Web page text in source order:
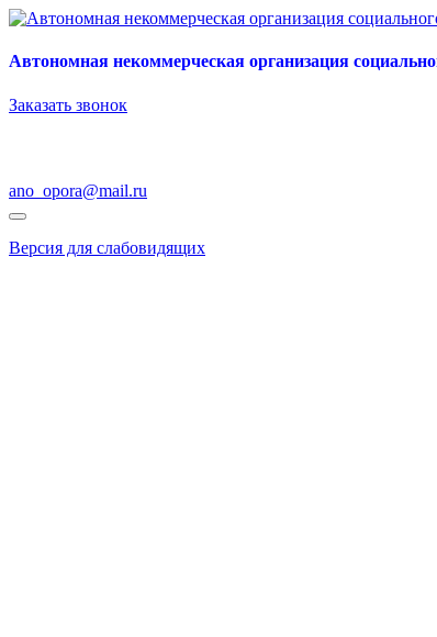
Автономная некоммерческая организация
Заказать звонок
ano_opora@mail.ru
Версия для слабовидящих